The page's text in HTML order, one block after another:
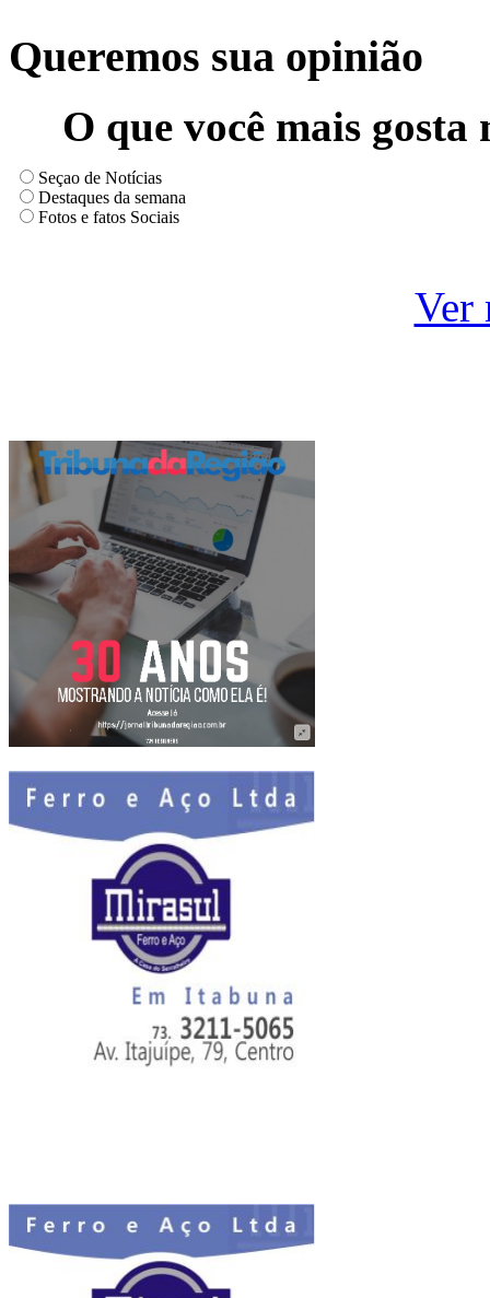
Queremos sua opinião
O que você mais
Seçao de Notícias
Destaques da semana
Fotos e fatos Sociais
Ver